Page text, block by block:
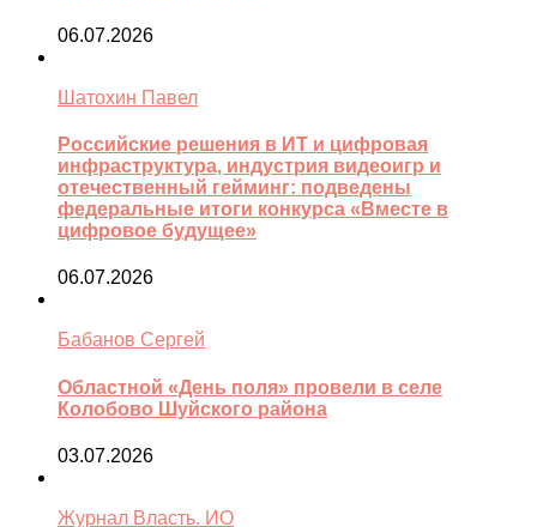
06.07.2026
Шатохин Павел
Российские решения в ИТ и цифровая
инфраструктура, индустрия видеоигр и
отечественный гейминг: подведены
федеральные итоги конкурса «Вместе в
цифровое будущее»
06.07.2026
Бабанов Сергей
Областной «День поля» провели в селе
Колобово Шуйского района
03.07.2026
Журнал Власть. ИО